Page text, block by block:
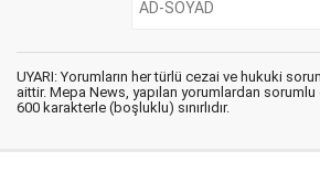
UYARI: Yorumların her türlü cezai ve hukuki
aittir. Mepa News, yapılan yorumlardan
600 karakterle (boşluklu) sınırlıdır.